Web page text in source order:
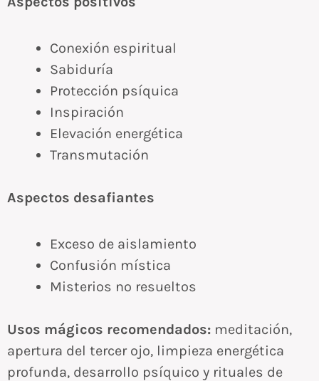
Conexión espiritual
Sabiduría
Protección psíquica
Inspiración
Elevación energética
Transmutación
Aspectos desafiantes
Exceso de aislamiento
Confusión mística
Misterios no resueltos
Usos mágicos recomendados: meditación,
apertura del tercer ojo, limpieza energética
profunda, desarrollo psíquico y rituales de